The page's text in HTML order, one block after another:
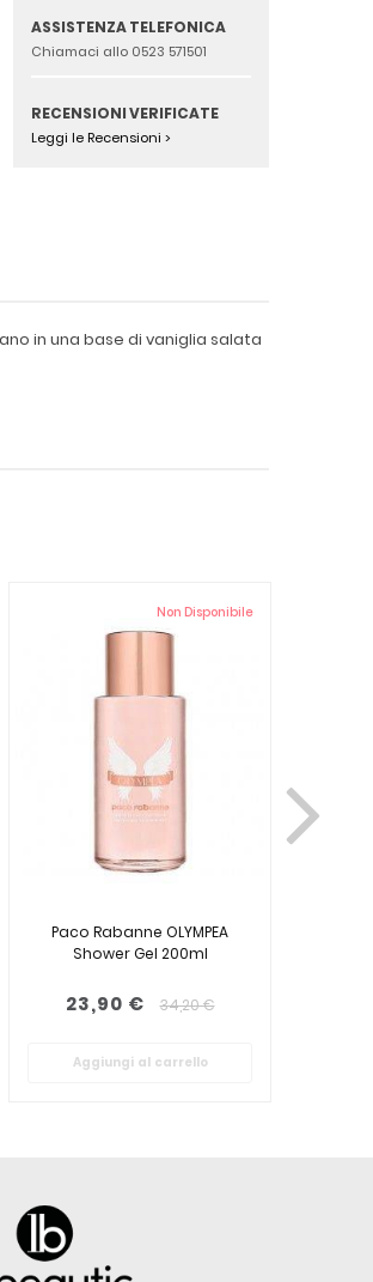
ASSISTENZA TELEFONICA
Chiamaci allo 0523 571501
RECENSIONI VERIFICATE
Leggi le Recensioni >
in una base di vaniglia salata
Non Disponibile
Paco Rabanne OLYMPEA
Shower Gel 200ml
23,90 € 34,20 €
Aggiungi al carrello